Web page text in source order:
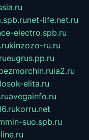
net-life.net.ru
electro.spb.ru
kinzozo-ru.ru
eugrus.pp.ru
ia2.ru
elita.ru
avegainfo.ru
korru.net
suo.spb.ru